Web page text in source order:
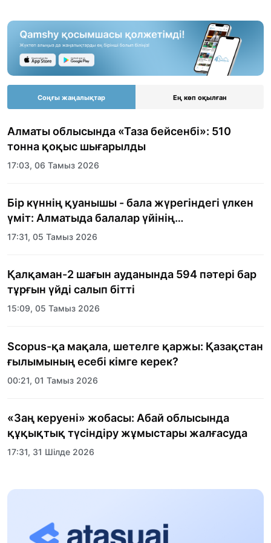
Соңғы жаңалықтар Ең көп оқылған
Алматы облысында «Таза бейсенбі»: 510
тонна қоқыс шығарылды
17:03, 06 Тамыз 2026
Бір күннің қуанышы - бала жүрегіндегі үлкен
үміт: Алматыда балалар үйінің
тәрбиеленушілеріне мерекелік күн
17:31, 05 Тамыз 2026
Қалқаман-2 шағын ауданында 594 пәтері бар
тұрғын үйді салып бітті
15:09, 05 Тамыз 2026
Scopus-қа мақала, шетелге қаржы: Қазақстан
ғылымының есебі кімге керек?
00:21, 01 Тамыз 2026
«Заң керуені» жобасы: Абай облысында
құқықтық түсіндіру жұмыстары жалғасуда
17:31, 31 Шілде 2026
Халықаралық «Формула-1 H2O» жарысын
13:13, 30 Шілде 2026